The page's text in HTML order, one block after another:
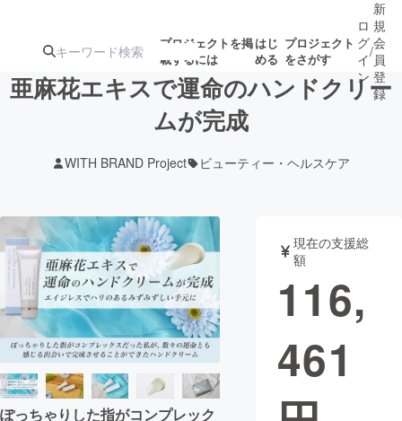
プロジェクトを掲
載するには
はじ
める
プロジェクト
をさがす
ターン
ジェクト
ロジェクト
されます
アート・写真 音楽
テクノロジー・ガジェット ゲーム・サ
映像・映画
ビジネス・起業
ロ
グ
イ
ン
/
新
規
会
員
登
録
亜麻花エキスで運命のハンドクリー
ムが完成
WITH BRAND Project ビューティー・ヘルスケア
ぽっちゃりした指がコンプレック
現在の支援総
額
116,
461